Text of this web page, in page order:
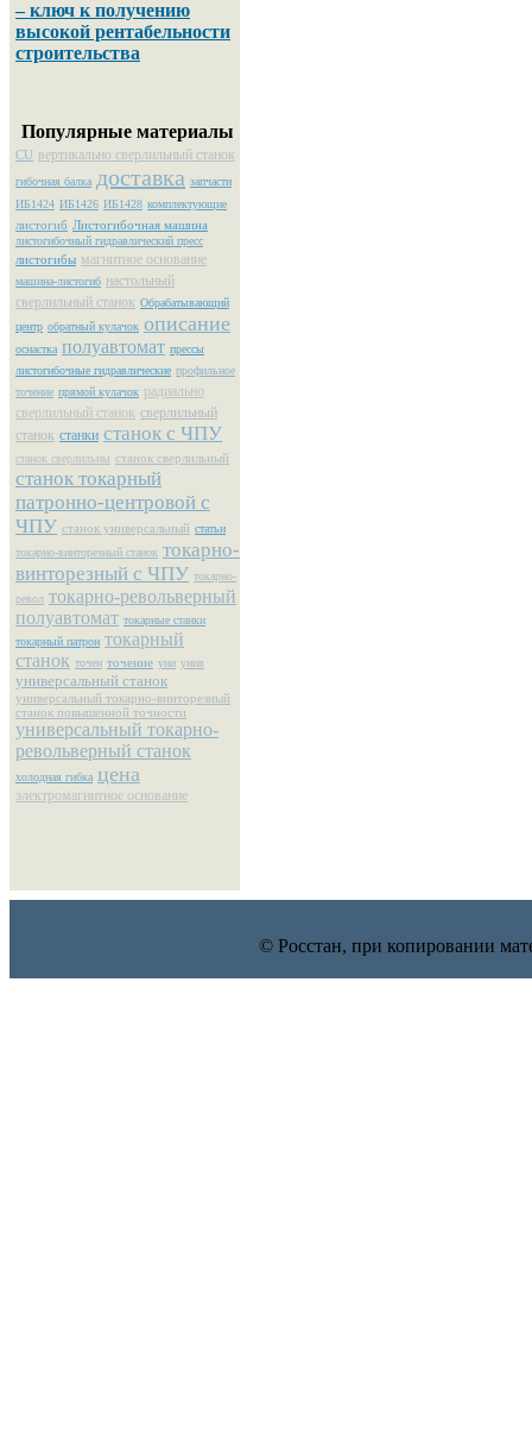
– ключ к получению
высокой рентабельности
строительства
Популярные материалы
CU вертикально сверлильный станок
гибочная балка доставка запчасти
ИБ1424 ИБ1426 ИБ1428 комплектующие
листогиб Листогибочная машина
листогибочный гидравлический пресс
листогибы магнитное основание
машина-листогиб настольный
сверлильный станок Обрабатывающий
центр обратный кулачок описание
оснастка полуавтомат прессы
листогибочные гидравлические профильное
точение прямой кулачок радиально
сверлильный станок сверлильный
станок станки станок с ЧПУ
станок сверлильны станок сверлильный
станок токарный
патронно-центровой с
ЧПУ станок универсальный статьи
токарно-винторезный станок токарно-
винторезный с ЧПУ токарно-
револ токарно-револьверный
полуавтомат токарные станки
токарный патрон токарный
станок точен точение уни унив
универсальный станок
универсальный токарно-винторезный
станок повышенной точности
универсальный токарно-
револьверный станок
холодная гибка цена
электромагнитное основание
© Росстан, при копировании